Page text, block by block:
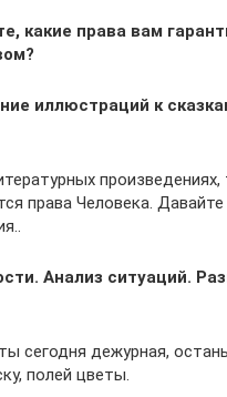
какие права вам
иллюстраций к
произведениях,
права Человека.
Анализ ситуаций.
сегодня дежурная,
полей цветы.